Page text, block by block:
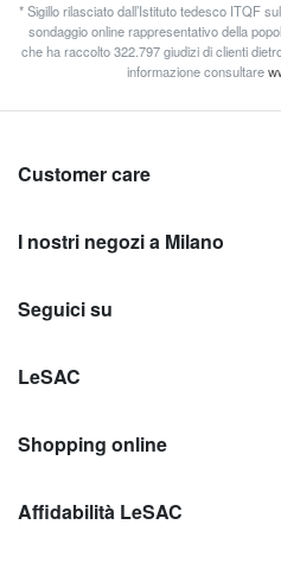
* Sigillo rilasciato dall’Istituto tedesco ITQF
sondaggio online rappresentativo della
che ha raccolto 322.797 giudizi di clienti
informazione consultare
Customer care
I nostri negozi a Milano
Seguici su
LeSAC
Shopping online
Affidabilità LeSAC